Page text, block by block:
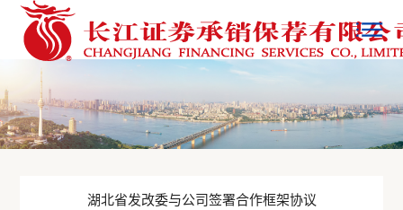
湖北省发改委与公司签署合作框架协议